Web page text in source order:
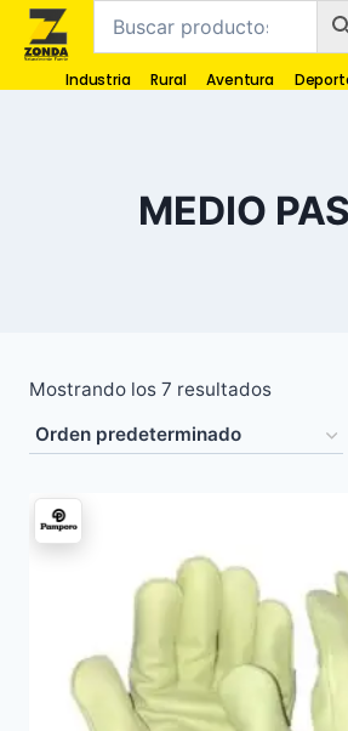
Industria Rural Aventura
MEDIO
Mostrando los 7 resultados